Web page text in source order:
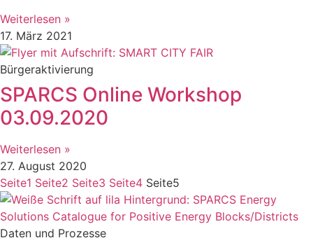
Weiterlesen »
17. März 2021
Bürgeraktivierung
SPARCS Online Workshop
03.09.2020
Weiterlesen »
27. August 2020
Seite1 Seite2 Seite3 Seite4 Seite5
Daten und Prozesse